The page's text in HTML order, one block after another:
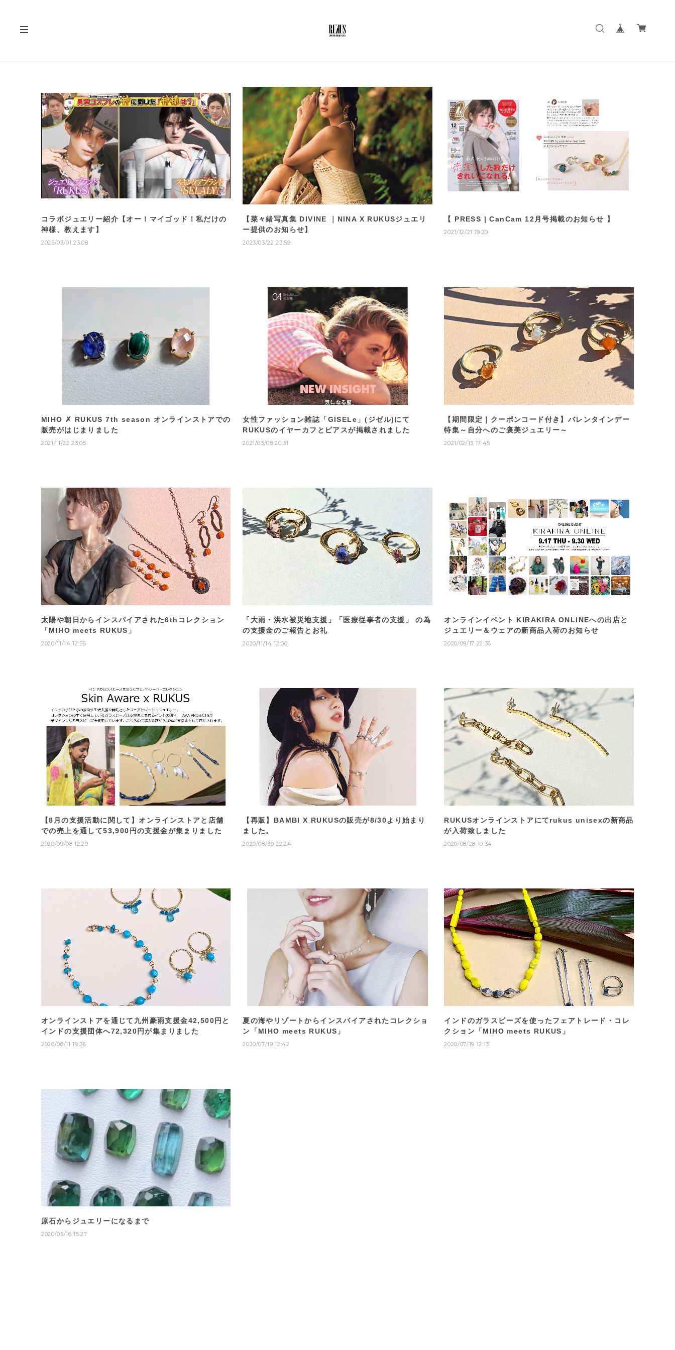
コラボジュエリー紹介【オー！マイゴッド！私だけの
神様、教えます】
2025/03/01 23:08
【菜々緒写真集 DIVINE ｜NINA X RUKUSジュエリ
ー提供のお知らせ】
2023/03/22 23:59
【 PRESS | CanCam 12月号掲載のお知らせ 】
2021/12/21 19:20
MIHO ✗ RUKUS 7th season オンラインストアでの
販売がはじまりました
2021/11/22 23:05
女性ファッション雑誌「GISELe」(ジゼル)にて
RUKUSのイヤーカフとピアスが掲載されました
2021/03/08 20:31
【期間限定｜クーポンコード付き】バレンタインデー
特集～自分へのご褒美ジュエリー～
2021/02/13 17:45
太陽や朝日からインスパイアされた6thコレクション
「MIHO meets RUKUS」
2020/11/14 12:56
「大雨・洪水被災地支援」「医療従事者の支援」 の為
の支援金のご報告とお礼
2020/11/14 12:00
オンラインイベント KIRAKIRA ONLINEへの出店と
ジュエリー＆ウェアの新商品入荷のお知らせ
2020/09/17 22:36
【8月の支援活動に関して】オンラインストアと店舗
での売上を通して53,900円の支援金が集まりました
2020/09/08 12:29
【再販】BAMBI X RUKUSの販売が8/30より始まり
ました。
2020/08/30 22:24
RUKUSオンラインストアにてrukus unisexの新商品
が入荷致しました
2020/08/28 10:34
オンラインストアを通じて九州豪雨支援金42,500円と
インドの支援団体へ72,320円が集まりました
2020/08/11 19:36
夏の海やリゾートからインスパイアされたコレクショ
ン「MIHO meets RUKUS」
2020/07/19 12:42
インドのガラスビーズを使ったフェアトレード・コレ
クション「MIHO meets RUKUS」
2020/07/19 12:13
原石からジュエリーになるまで
2020/05/16 15:27